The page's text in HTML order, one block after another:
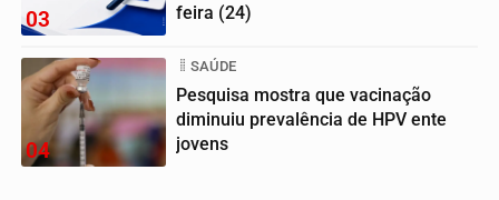
03
feira (24)
04
SAÚDE
Pesquisa mostra que vacinação
diminuiu prevalência de HPV ente
jovens